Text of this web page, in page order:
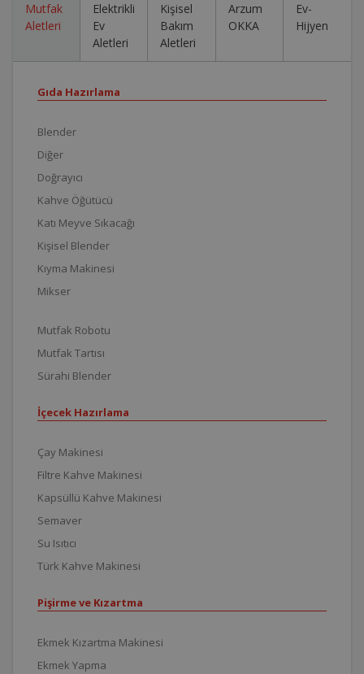
Mutfak
Aletleri
Elektrikli
Ev
Aletleri
Kişisel
Bakım
Aletleri
Arzum
OKKA
Ev-
Hijyen
Gıda Hazırlama
Blender
Diğer
Doğrayıcı
Kahve Öğütücü
Katı Meyve Sıkacağı
Kişisel Blender
Kıyma Makinesi
Mikser
Mutfak Robotu
Mutfak Tartısı
Sürahi Blender
İçecek Hazırlama
Çay Makinesi
Filtre Kahve Makinesi
Kapsüllü Kahve Makinesi
Semaver
Su Isıtıcı
Türk Kahve Makinesi
Pişirme ve Kızartma
Ekmek Kızartma Makinesi
Ekmek Yapma